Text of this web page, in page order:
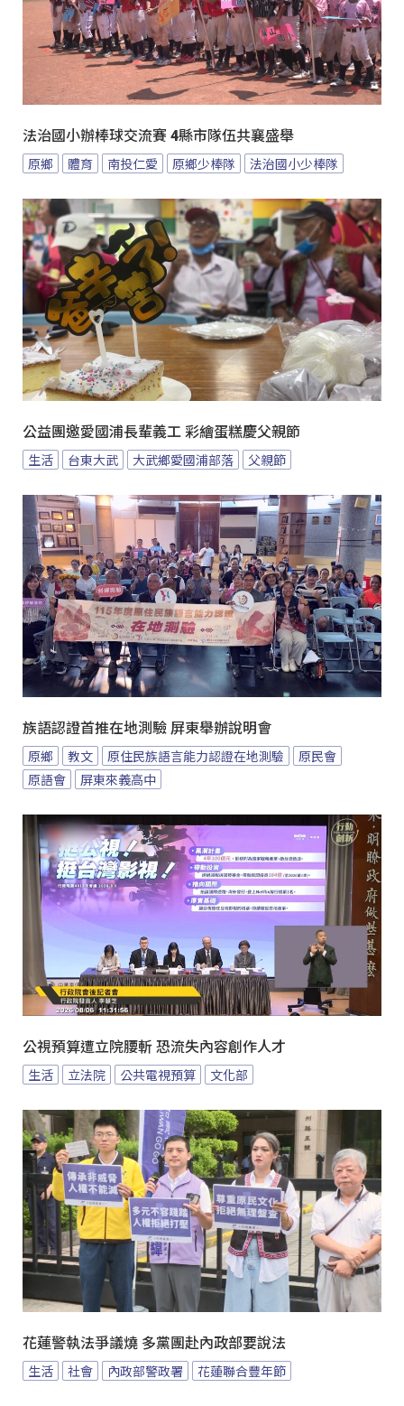
法治國小辦棒球交流賽 4縣市隊伍共襄盛舉
原鄉 體育 南投仁愛 原鄉少棒隊 法治國小少棒隊
公益團邀愛國浦長輩義工 彩繪蛋糕慶父親節
生活 台東大武 大武鄉愛國浦部落 父親節
族語認證首推在地測驗 屏東舉辦說明會
原鄉 教文 原住民族語言能力認證在地測驗
原民會
原語會
屏東來義高中
公視預算遭立院腰斬 恐流失內容創作人才
生活 立法院 公共電視預算 文化部
花蓮警執法爭議燒 多黨團赴內政部要說法
生活 社會 內政部警政署 花蓮聯合豐年節